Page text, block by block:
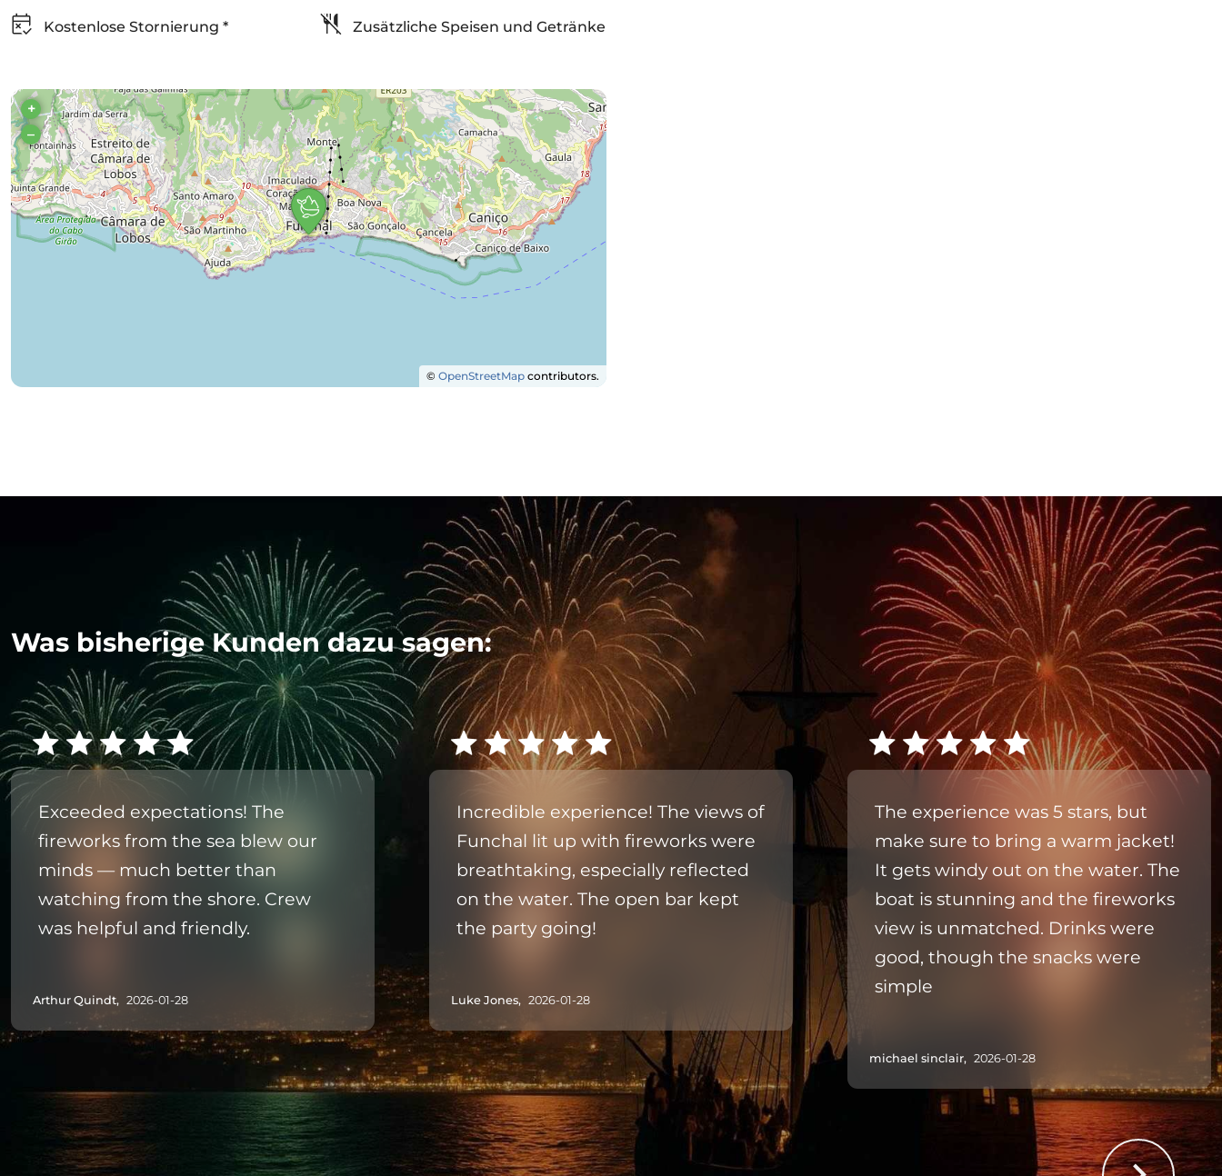
Kostenlose Stornierung * Zusätzliche Speisen und Getränke
+
–
©OpenStreetMap contributors.
Was bisherige Kunden dazu sagen:
Exceeded expectations! The
fireworks from the sea blew our
minds — much better than
watching from the shore. Crew
was helpful and friendly.
Arthur Quindt, 2026-01-28
Incredible experience! The views of
Funchal lit up with fireworks were
breathtaking, especially reflected
on the water. The open bar kept
the party going!
Luke Jones, 2026-01-28
The experience was 5 stars, but
make sure to bring a warm jacket!
It gets windy out on the water. The
boat is stunning and the fireworks
view is unmatched. Drinks were
good, though the snacks were
simple
michael sinclair, 2026-01-28